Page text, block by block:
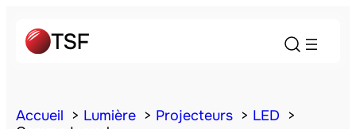
Accueil Lumière Projecteurs
LED